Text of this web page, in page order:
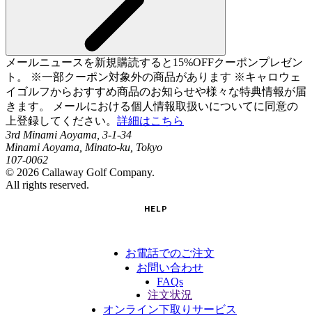
メールニュースを新規購読すると15%OFFクーポンプレゼン
ト。 ※一部クーポン対象外の商品があります ※キャロウェ
イゴルフからおすすめ商品のお知らせや様々な特典情報が届
きます。 メールにおける個人情報取扱いについてに同意の
上登録してください。 詳細はこちら
3rd Minami Aoyama, 3-1-34
Minami Aoyama, Minato-ku, Tokyo
107-0062
© 2026 Callaway Golf Company.
All rights reserved.
HELP
お電話でのご注文
お問い合わせ
FAQs
注文状況
オンライン下取りサービス